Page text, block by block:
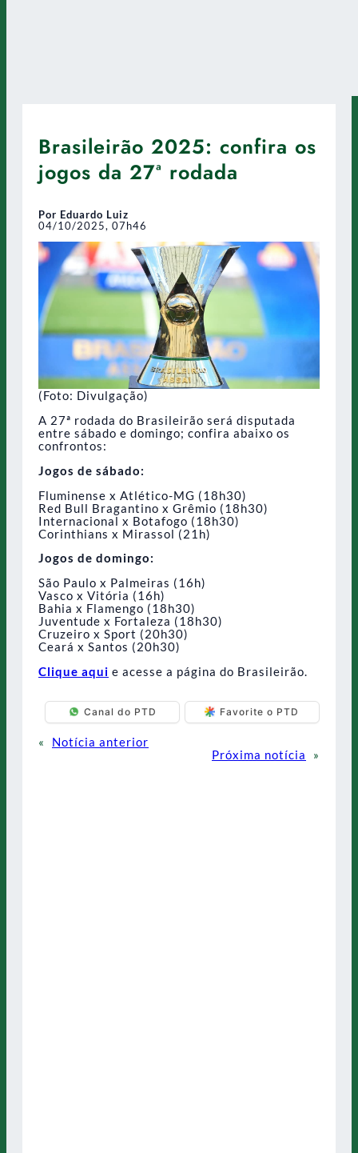
Brasileirão 2025: confira os
jogos da 27ª rodada
Por Eduardo Luiz
04/10/2025, 07h46
(Foto: Divulgação)
A 27ª rodada do Brasileirão será disputada
entre sábado e domingo; confira abaixo os
confrontos:
Jogos de sábado:
Fluminense x Atlético-MG (18h30)
Red Bull Bragantino x Grêmio (18h30)
Internacional x Botafogo (18h30)
Corinthians x Mirassol (21h)
Jogos de domingo:
São Paulo x Palmeiras (16h)
Vasco x Vitória (16h)
Bahia x Flamengo (18h30)
Juventude x Fortaleza (18h30)
Cruzeiro x Sport (20h30)
Ceará x Santos (20h30)
Clique aqui e acesse a página do Brasileirão.
Canal do PTD Favorite o PTD
«
Notícia anterior
Próxima notícia
»